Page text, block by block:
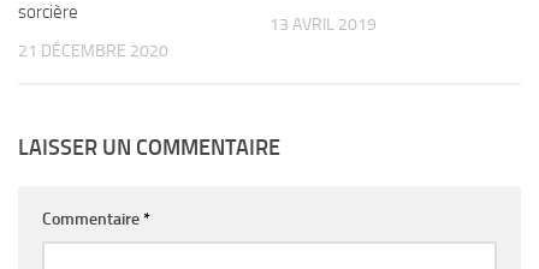
sorcière
21 DÉCEMBRE 2020
13 AVRIL 2019
LAISSER UN COMMENTAIRE
Commentaire*